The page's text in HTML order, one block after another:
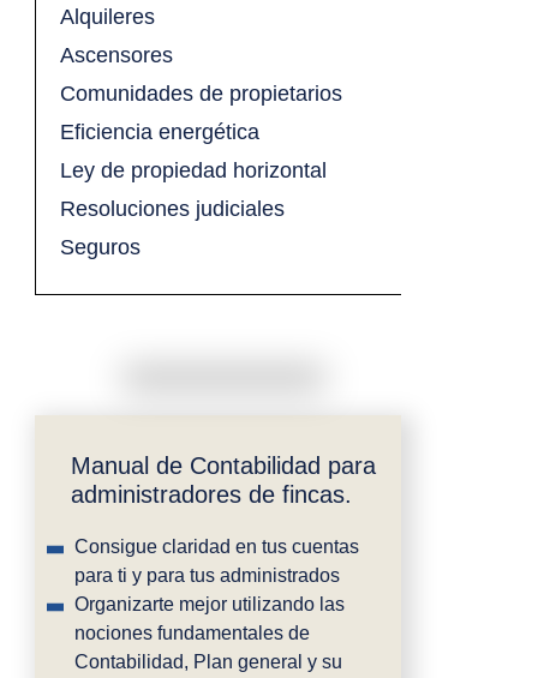
Alquileres
Ascensores
Comunidades de propietarios
Eficiencia energética
Ley de propiedad horizontal
Resoluciones judiciales
Seguros
Manual de Contabilidad para
administradores de fincas.
Consigue claridad en tus cuentas
para ti y para tus administrados
Organizarte mejor utilizando las
nociones fundamentales de
Contabilidad, Plan general y su